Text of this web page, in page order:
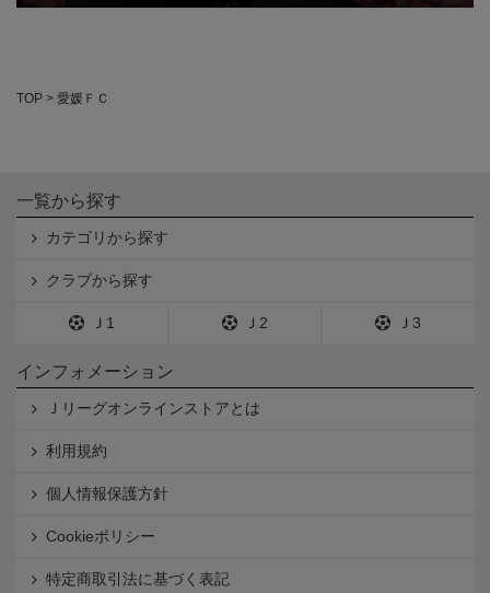
TOP 愛媛ＦＣ
一覧から探す
カテゴリから探す
クラブから探す
Ｊ1 Ｊ2 Ｊ3
インフォメーション
Ｊリーグオンラインストアとは
利用規約
個人情報保護方針
Cookieポリシー
特定商取引法に基づく表記